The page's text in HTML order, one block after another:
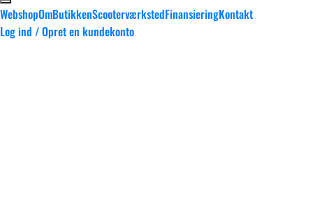
WebshopOmButikkenScooterværkstedFinansieringKontakt
Log ind / Opret en kundekonto